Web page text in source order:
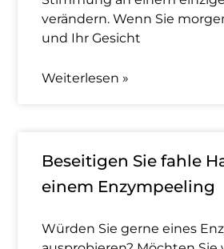
verändern. Wenn Sie
und Ihr Gesicht
Weiterlesen »
Beseitigen Sie fahle
einem Enzympeeling
Würden Sie gerne eines